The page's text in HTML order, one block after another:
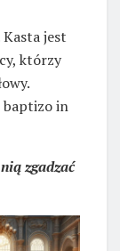
jest
którzy
baptizo in
zgadzać